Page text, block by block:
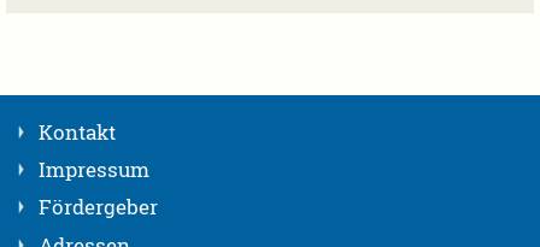
Kontakt
Impressum
Fördergeber